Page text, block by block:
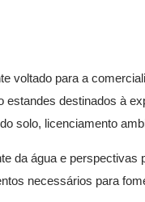
voltado para a
destinados à
solo, licenciamento
da água e perspectivas
necessários para